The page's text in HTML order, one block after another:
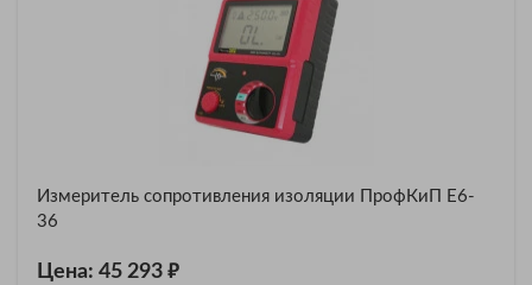
Измеритель сопротивления изоляции ПрофКиП Е6-
36
Цена: 45 293 ₽